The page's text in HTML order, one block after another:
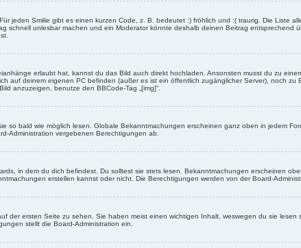
jeden Smilie gibt es einen kurzen Code, z. B. bedeutet :) fröhlich und :( traurig. Die Liste
schnell unlesbar machen und ein Moderator könnte deshalb deinen Beitrag entsprechend
erlaubt hat, kannst du das Bild auch direkt hochladen. Ansonsten musst du zu
auf deinem eigenen PC befinden (außer es ist ein öffentlich zugänglicher Server), noch zu
anzuzeigen, benutze den BBCode-Tag „[img]“.
so bald wie möglich lesen. Globale Bekanntmachungen erscheinen ganz oben in jedem
Administration vergebenen Berechtigungen ab.
in dem du dich befindest. Du solltest sie stets lesen. Bekanntmachungen erscheinen
erstellen kannst oder nicht. Die Berechtigungen werden von der Board-
der ersten Seite zu sehen. Sie haben meist einen wichtigen Inhalt, weswegen du sie
stellt die Board-Administration ein.